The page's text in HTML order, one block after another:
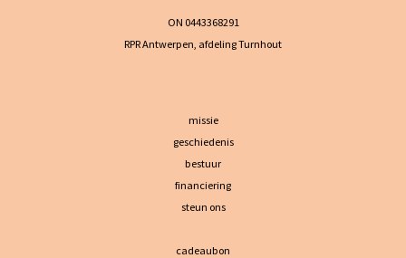
ON 0443368291
RPR Antwerpen, afdeling Turnhout
missie
geschiedenis
bestuur
financiering
steun ons
cadeaubon